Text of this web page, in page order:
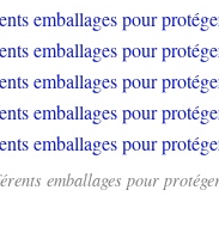
emballages pour